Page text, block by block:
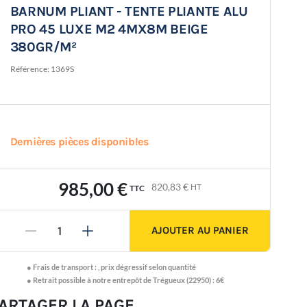
BARNUM PLIANT - TENTE PLIANTE ALU
PRO 45 LUXE M2 4MX8M BEIGE
380GR/M²
Référence: 1369S
Dernières pièces disponibles
985,00 € TTC 820,83 € HT
- + AJOUTER AU PANIER
●Frais de transport : ,prix dégressif selon quantité
● Retrait possible à notre entrepôt de Trégueux (22950) : 6€